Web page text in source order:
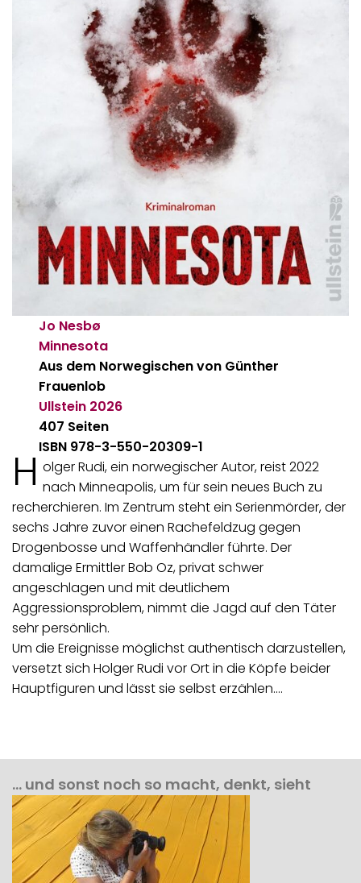
Jo Nesbø
Minnesota
Aus dem Norwegischen von Günther
Frauenlob
Ullstein 2026
407 Seiten
ISBN 978-3-550-20309-1
H olger Rudi, ein norwegischer Autor, reist 2022
nach Minneapolis, um für sein neues Buch zu
recherchieren. Im Zentrum steht ein Serienmörder, der
sechs Jahre zuvor einen Rachefeldzug gegen
Drogenbosse und Waffenhändler führte. Der
damalige Ermittler Bob Oz, privat schwer
angeschlagen und mit deutlichem
Aggressionsproblem, nimmt die Jagd auf den Täter
sehr persönlich.
Um die Ereignisse möglichst authentisch darzustellen,
versetzt sich Holger Rudi vor Ort in die Köpfe beider
Hauptfiguren und lässt sie selbst erzählen.…
… und sonst noch so macht, denkt, sieht